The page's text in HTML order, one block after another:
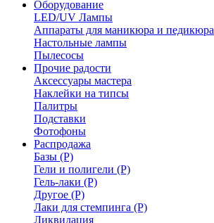
Оборудование
LED/UV Лампы
Аппараты для маникюра и педикюра
Настольные лампы
Пылесосы
Прочие радости
Аксессуары мастера
Наклейки на типсы
Палитры
Подставки
Фотофоны
Распродажа
Базы (Р)
Гели и полигели (Р)
Гель-лаки (Р)
Другое (Р)
Лаки для стемпинга (Р)
Ликвидация